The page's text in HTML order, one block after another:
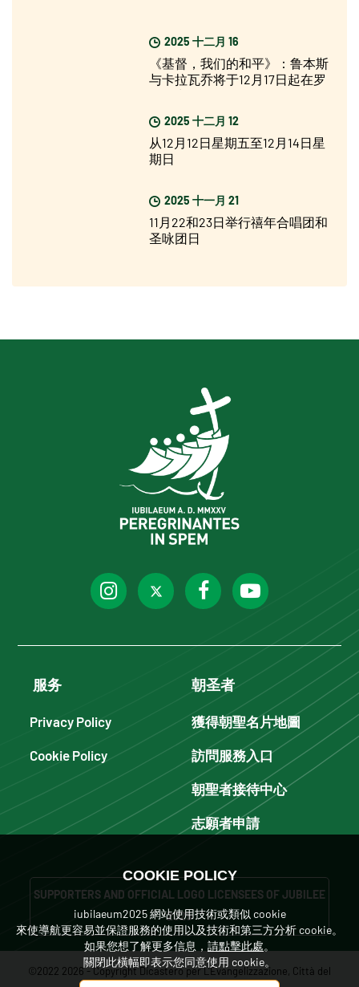
2025 十二月 16
《基督，我们的和平》：鲁本斯
与卡拉瓦乔将于12月17日起在罗
马展出
2025 十二月 12
从12月12日星期五至12月14日星
期日
2025 十一月 21
11月22和23日举行禧年合唱团和
圣咏团日
服务
Privacy Policy
Cookie Policy
朝圣者
獲得朝聖名片地圖
訪問服務入口
朝聖者接待中心
志願者申請
SUPPORTERS AND OFFICIAL LOGO LICENSEES OF JUBILEE
2025
©2022 2026 - Copyright Dicastero per L'Evangelizzazione, Città del
COOKIE POLICY
iubilaeum2025 網站使用技術或類似 cookie
來使導航更容易並保證服務的使用以及技術和第三方分析 cookie。
如果您想了解更多信息， 請點擊此處。
關閉此橫幅即表示您同意使用 cookie。